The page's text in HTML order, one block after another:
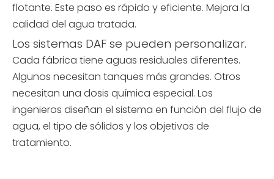
flotante. Este paso es rápido y eficiente. Mejora la
calidad del agua tratada.
Los sistemas DAF se pueden personalizar.
Cada fábrica tiene aguas residuales diferentes.
Algunos necesitan tanques más grandes. Otros
necesitan una dosis química especial. Los
ingenieros diseñan el sistema en función del flujo de
agua, el tipo de sólidos y los objetivos de
tratamiento.